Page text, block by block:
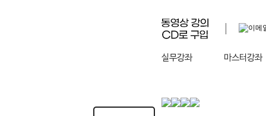
실무강좌 마스터강좌